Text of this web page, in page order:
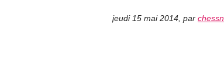
jeudi 15 mai 2014 par